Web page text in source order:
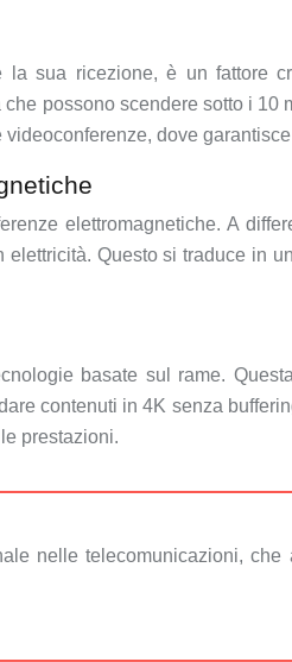
sua ricezione, è un fattore
possono scendere sotto i
dove
elettromagnetiche. A
Questo si traduce in
basate sul rame.
contenuti in 4K senza
prestazioni.
nelle telecomunicazioni,